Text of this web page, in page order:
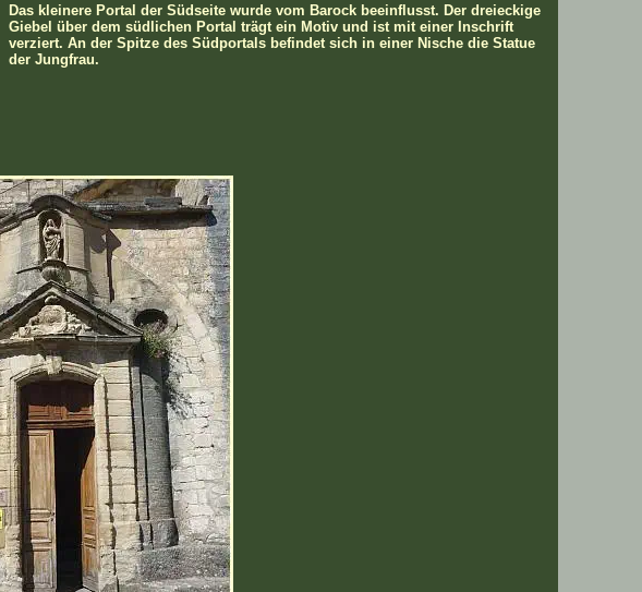
Das kleinere Portal der Südseite wurde vom Barock beeinflusst. Der dreieckige
Giebel über dem südlichen Portal trägt ein Motiv und ist mit einer Inschrift
verziert. An der Spitze des Südportals befindet sich in einer Nische die Statue
der Jungfrau.